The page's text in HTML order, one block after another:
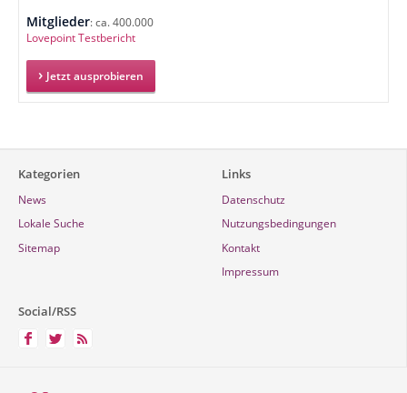
Mitglieder: ca. 400.000
Lovepoint Testbericht
Jetzt ausprobieren
Kategorien
News
Lokale Suche
Sitemap
Links
Datenschutz
Nutzungsbedingungen
Kontakt
Impressum
Social/RSS